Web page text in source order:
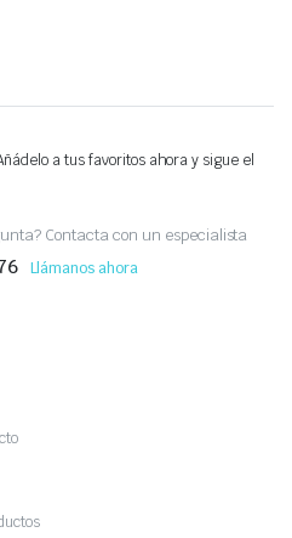
a tus favoritos ahora y sigue el
Contacta con un especialista
Llámanos ahora